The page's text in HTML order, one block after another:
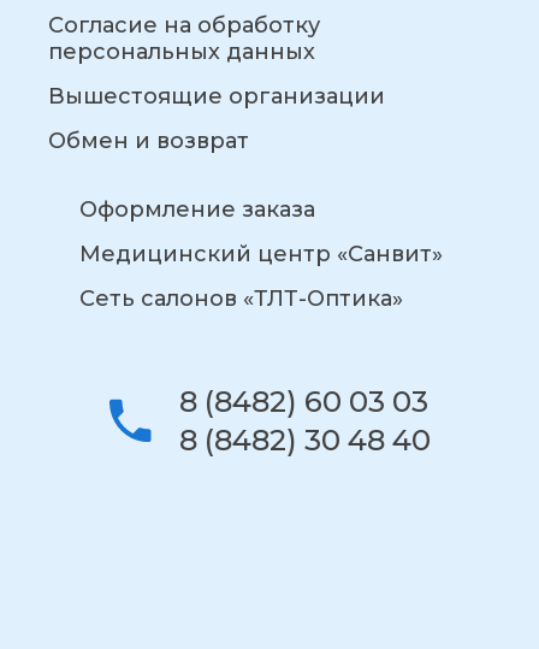
Согласие на обработку
персональных данных
Вышестоящие организации
Обмен и возврат
Оформление заказа
Медицинский центр «Санвит»
Сеть салонов «ТЛТ-Оптика»
8 (8482) 60 03 03
8 (8482) 30 48 40